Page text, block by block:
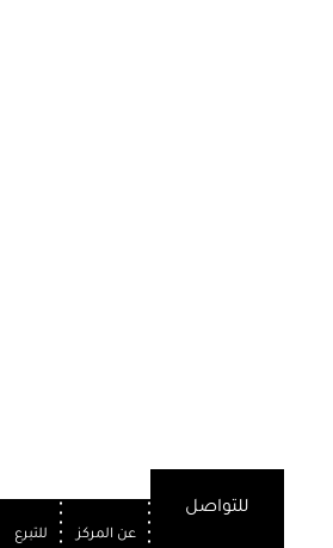
للتواصل
عن المركز للتبرع